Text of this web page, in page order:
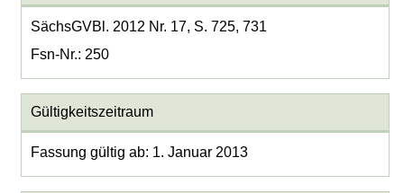
SächsGVBl. 2012 Nr. 17, S. 725, 731
Fsn-Nr.: 250
Gültigkeitszeitraum
Fassung gültig ab: 1. Januar 2013